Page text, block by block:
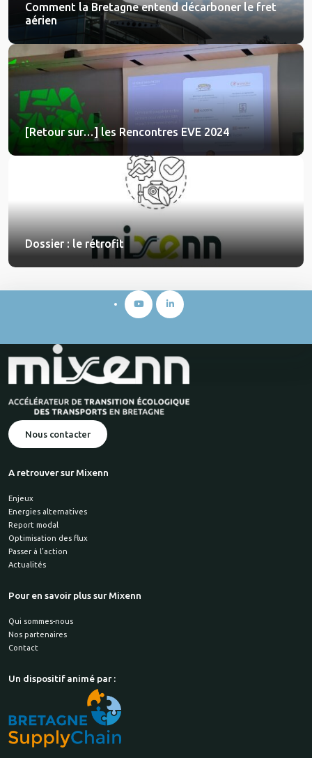
Comment la Bretagne entend décarboner le fret
aérien
[Retour sur…] les Rencontres EVE 2024
Dossier : le rétrofit
Nous contacter
A retrouver sur Mixenn
Enjeux
Energies alternatives
Report modal
Optimisation des flux
Passer à l’action
Actualités
Pour en savoir plus sur Mixenn
Qui sommes-nous
Nos partenaires
Contact
Un dispositif animé par :